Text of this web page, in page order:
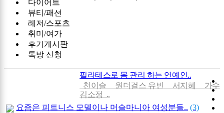
터 줄..[05-19]
다이어트
뷰티/패션
레저/스포츠
취미/여가
후기게시판
톡방 신청
필라테스로 몸 관리 하는 연예인..
천이슬 원더걸스 유빈 서지혜 가수
김소정 ..
요즘은 피트니스 모델이나 머슬마니아 여성분들.. (3)